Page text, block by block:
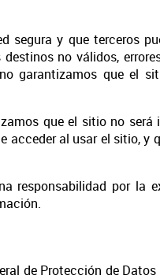
segura y que terceros
no válidos,
garantizamos que el
que el sitio no
acceder al usar el sitio,
responsabilidad por
de Protección de